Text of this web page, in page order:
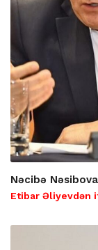
Nəcibə
Etibar Əliyevdən